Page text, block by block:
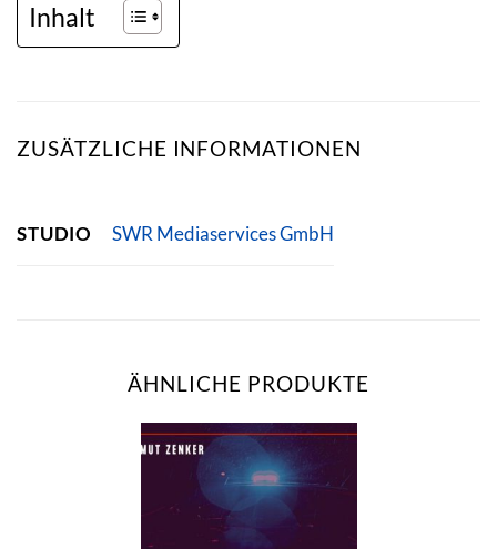
Inhalt
ZUSÄTZLICHE INFORMATIONEN
STUDIO SWR Mediaservices GmbH
ÄHNLICHE PRODUKTE